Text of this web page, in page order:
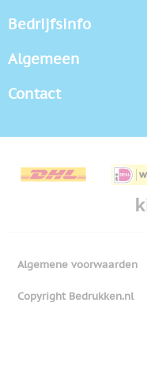
Bedrijfsinfo
Algemeen
Contact
Algemene voorwaarden
Copyright Bedrukken.nl